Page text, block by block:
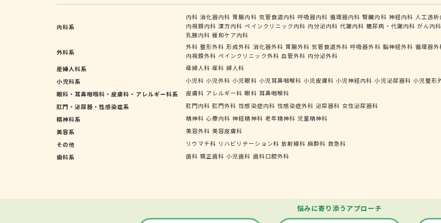
内科系
内科 消化器内科 胃腸内科 気管食道内科 呼吸器内科 循環器内科 腎臓内科 神経内科 人工透析
内視鏡内科 漢方内科 ペインクリニック内科 内分泌内科 代謝内科 糖尿病・代謝内科 がん内科
乳腺内科 緩和ケア内科
外科系
外科 整形外科 形成外科 消化器外科 胃腸外科 気管食道外科 呼吸器外科 脳神経外科 循環器外
内視鏡外科 ペインクリニック外科 血管外科 内分泌外科
産婦人科系
産婦人科 産科 婦人科
小児科系
小児科 小児外科 小児眼科 小児耳鼻咽喉科 小児皮膚科 小児神経内科 小児泌尿器科 小児整形
眼科・耳鼻咽喉科・皮膚科・アレルギー科系
皮膚科 アレルギー科 眼科 耳鼻咽喉科
肛門・泌尿器・性感染症系
肛門内科 肛門外科 性感染症内科 性感染症外科 泌尿器科 女性泌尿器科
精神科系
精神科 心療内科 神経精神科 老年精神科 児童精神科
美容系
美容外科 美容皮膚科
その他
リウマチ科 リハビリテーション科 放射線科 麻酔科 救急科
歯科系
歯科 矯正歯科 小児歯科 歯科口腔外科
悩みに寄り添うアプローチ